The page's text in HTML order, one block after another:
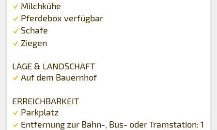
Milchkühe
Pferdebox verfügbar
Schafe
Ziegen
LAGE & LANDSCHAFT
Auf dem Bauernhof
ERREICHBARKEIT
Parkplatz
Entfernung zur Bahn-, Bus- oder Tramstation: 1